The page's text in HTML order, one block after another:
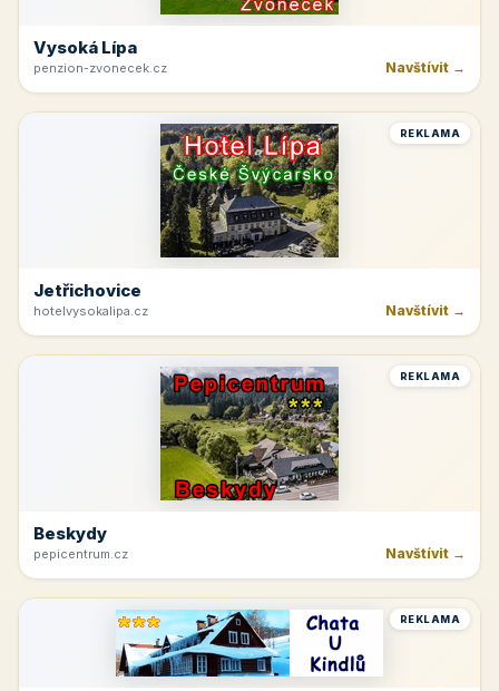
Vysoká Lípa
penzion-zvonecek.cz Navštívit →
REKLAMA
Jetřichovice
hotelvysokalipa.cz Navštívit →
REKLAMA
Beskydy
pepicentrum.cz Navštívit →
REKLAMA